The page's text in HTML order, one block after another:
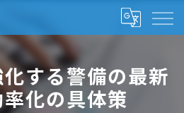
する警備の最新
化の具体策